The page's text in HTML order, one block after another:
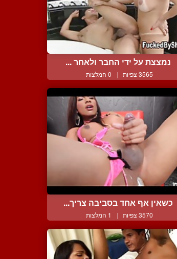
נמצצת על ידי החבר ולאחר ...
3565 צפיות | 0 המלצות
כשאין אף אחד בסביבה צריך...
3570 צפיות | 1 המלצות